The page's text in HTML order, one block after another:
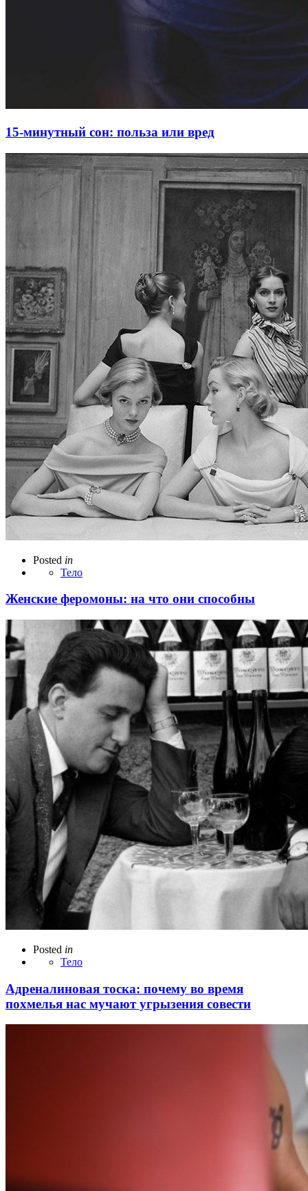
15-минутный сон: польза или вред
Posted in
Тело
Женские феромоны: на что они способны
Posted in
Тело
Адреналиновая тоска: почему во время
похмелья нас мучают угрызения совести